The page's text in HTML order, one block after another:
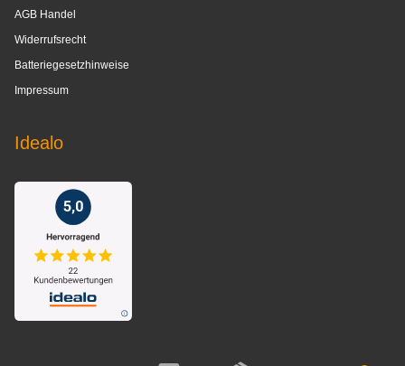
AGB Handel
Widerrufsrecht
Batteriegesetzhinweise
Impressum
Idealo